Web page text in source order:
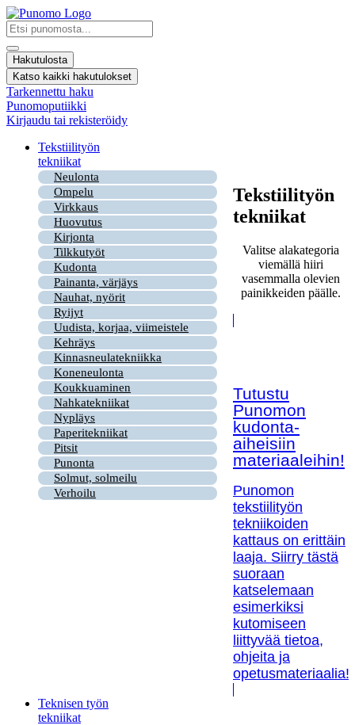
Mene
sisältöön
Search
...
Hakutulosta
Katso kaikki hakutulokset
Tarkennettu haku
Punomoputiikki
Kirjaudu tai rekisteröidy
Tekstiilityön
tekniikat
Neulonta
Ompelu
Virkkaus
Huovutus
Kirjonta
Tilkkutyöt
Kudonta
Painanta, värjäys
Nauhat, nyörit
Ryijyt
Uudista, korjaa, viimeistele
Kehräys
Kinnasneulatekniikka
Koneneulonta
Koukkuaminen
Nahkatekniikat
Nypläys
Paperitekniikat
Pitsit
Punonta
Solmut, solmeilu
Verhoilu
Tekstiilityön
tekniikat
Valitse alakategoria
viemällä hiiri
vasemmalla olevien
painikkeiden päälle.
Tutustu
Punomon
kudonta-
aiheisiin
materiaaleihin!
Punomon
tekstiilityön
tekniikoiden
kattaus on erittäin
laaja. Siirry tästä
suoraan
katselemaan
esimerkiksi
kutomiseen
liittyvää tietoa,
ohjeita ja
opetusmateriaalia!
Teknisen työn
tekniikat